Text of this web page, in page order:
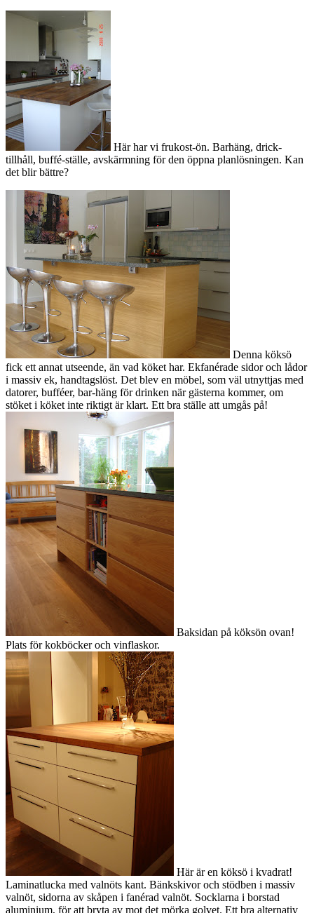
Här har vi frukost-ön. Barhäng, drick-
tillhåll, buffé-ställe, avskärmning för den öppna planlösningen. Kan
det blir bättre?
Denna köksö
fick ett annat utseende, än vad köket har. Ekfanérade sidor och lådor
i massiv ek, handtagslöst. Det blev en möbel, som väl utnyttjas med
datorer, bufféer, bar-häng för drinken när gästerna kommer, om
stöket i köket inte riktigt är klart. Ett bra ställe att umgås på!
Baksidan på köksön ovan!
Plats för kokböcker och vinflaskor.
Här är en köksö i kvadrat!
Laminatlucka med valnöts kant. Bänkskivor och stödben i massiv
valnöt, sidorna av skåpen i fanérad valnöt. Socklarna i borstad
aluminium, för att bryta av mot det mörka golvet. Ett bra alternativ